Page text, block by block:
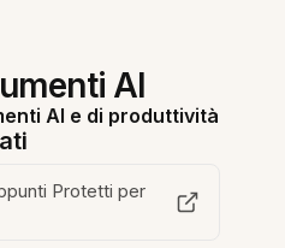
AI
AI e di produttività
Protetti per